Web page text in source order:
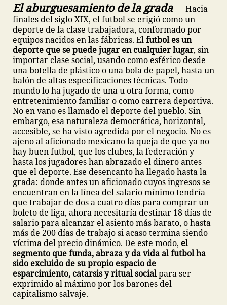
El aburguesamiento de la grada
Hacia
finales del siglo XIX, el futbol se erigió como un
deporte de la clase trabajadora, conformado por
equipos nacidos en las fábricas. Elfutbol es un
deporte que se puede jugar en cualquier lugar, sin
importar clase social, usando como esférico desde
una botella de plástico o una bola de papel, hasta un
balón de altas especificaciones técnicas. Todo
mundo lo ha jugado de una u otra forma, como
entretenimiento familiar o como carrera deportiva.
No en vano es llamado el deporte del pueblo. Sin
embargo, esa naturaleza democrática, horizontal,
accesible, se ha visto agredida por el negocio. No es
ajeno al aficionado mexicano la queja de que ya no
hay buen futbol, que los clubes, la federación y
hasta los jugadores han abrazado el dinero antes
que el deporte. Ese desencanto ha llegado hasta la
grada: donde antes un aficionado cuyos ingresos se
encuentran en la línea del salario mínimo tendría
que trabajar de dos a cuatro días para comprar un
boleto de liga, ahora necesitaría destinar 18 días de
salario para alcanzar el asiento más barato, o hasta
más de 200 días de trabajo si acaso termina siendo
víctima del precio dinámico. De este modo, el
segmento que funda, abraza y da vida al futbol ha
sido excluido de su propio espacio de
esparcimiento, catarsis y ritual socialpara ser
exprimido al máximo por los barones del
capitalismo salvaje.